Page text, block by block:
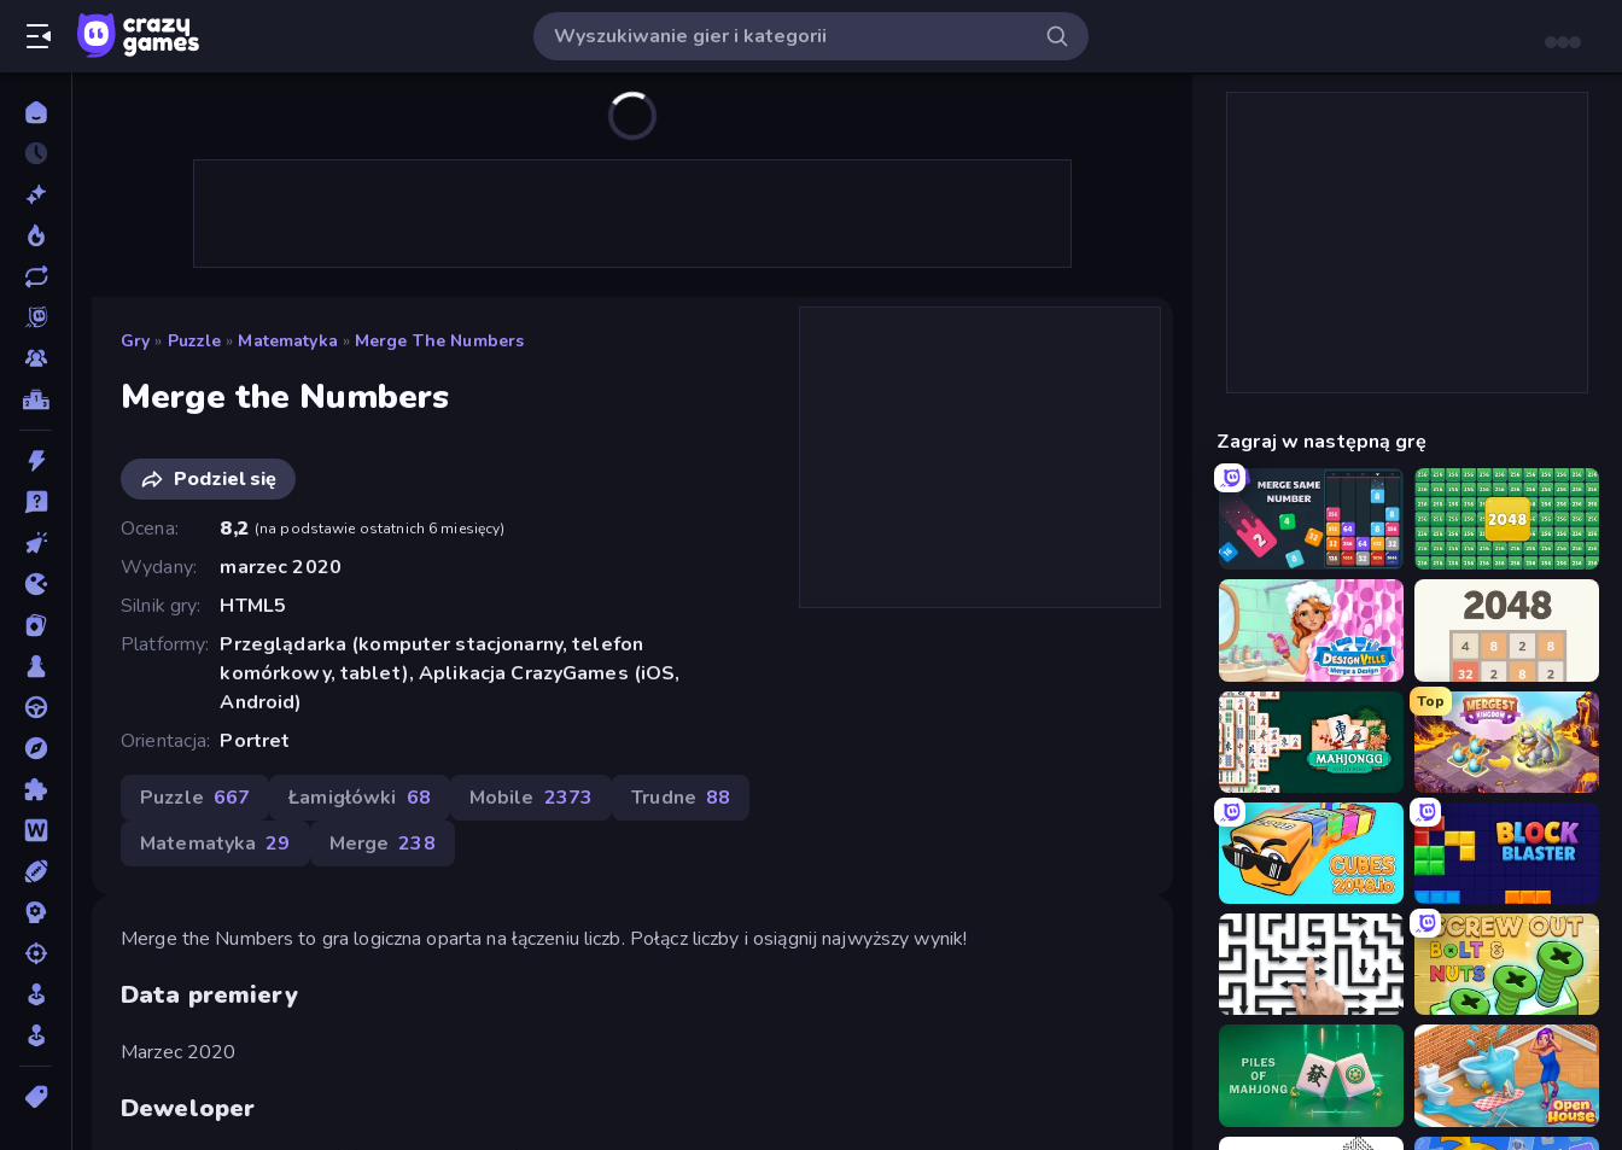
Gry » Puzzle » Matematyka » Merge The Numbers
Merge the Numbers
Podziel się
Ocena
8,2 (na podstawie ostatnich 6 miesięcy)
Wydany
marzec 2020
Silnik gry
HTML5
Platformy Przeglądarka (komputer stacjonarny, telefon
komórkowy, tablet), Aplikacja CrazyGames (iOS,
Android)
Orientacja Portret
Puzzle 667 Łamigłówki 68 Mobile 2373 Trudne 88
Matematyka 29 Merge 238
Merge the Numbers to gra logiczna oparta na łączeniu liczb. Połącz liczby i osiągnij najwyższy wynik!
Data premiery
Marzec 2020
Deweloper
Zagraj w następną grę
Drop & Merge the Numbers 2048 Merge Blocks
Designville: Merge & Design 2048
Mahjongg Solitaire
Top
Mergest Kingdom
Cubes 2048.io Block Blaster
Arrow Escape: Puzzle Screw Out: Bolts and Nuts
Piles of Mahjong Open House